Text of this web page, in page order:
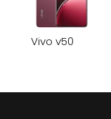
Vivo v50